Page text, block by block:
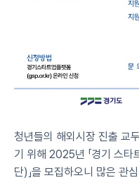
청년들의 해외시장 진출 교
기 위해 2025년 「경기 스
단)」을 모집하오니 많은 관